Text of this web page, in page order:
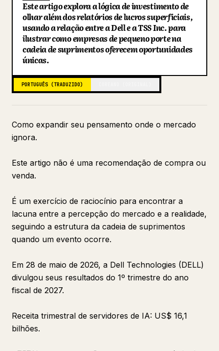
Blogue
Atualizações
Este artigo explora a lógica de investimento de
olhar além dos relatórios de lucros superficiais,
usando a relação entre a Dell e a TSS Inc. para
ilustrar como empresas de pequeno porte na
cadeia de suprimentos oferecem oportunidades
únicas.
PORTUGUÊS (TRADUZIDO)
Como expandir seu pensamento onde o mercado
ignora.
Este artigo não é uma recomendação de compra ou
venda.
É um exercício de raciocínio para encontrar a
lacuna entre a percepção do mercado e a realidade,
seguindo a estrutura da cadeia de suprimentos
quando um evento ocorre.
Em 28 de maio de 2026, a Dell Technologies (DELL)
divulgou seus resultados do 1º trimestre do ano
fiscal de 2027.
Receita trimestral de servidores de IA: US$ 16,1
bilhões.